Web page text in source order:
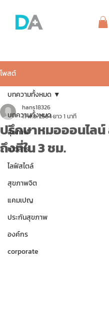
โพสต์
บทความทั้งหมด
สุขภาพ
ข่าวสาร
ไลฟ์สไตล์
สุขภาพจิต
แคมเปญ
ประกันสุขภาพ
องค์กร
corporate
บทความทั้งหมด
ปรึกษาหมอออนไลน์
ถึงที่ใน 3 ชม.
hans18326
11 พ.ย. 2564ยาว 1 นาที